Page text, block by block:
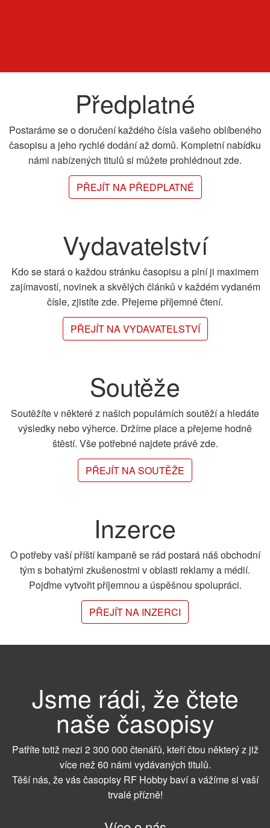
Předplatné
Postaráme se o doručení každého čísla vašeho oblíbeného
časopisu a jeho rychlé dodání až domů. Kompletní nabídku
námi nabízených titulů si můžete prohlédnout zde.
PŘEJÍT NA PŘEDPLATNÉ
Vydavatelství
Kdo se stará o každou stránku časopisu a plní ji maximem
zajímavostí, novinek a skvělých článků v každém vydaném
čísle, zjistíte zde. Přejeme příjemné čtení.
PŘEJÍT NA VYDAVATELSTVÍ
Soutěže
Soutěžíte v některé z našich populárních soutěží a hledáte
výsledky nebo výherce. Držíme place a přejeme hodně
štěstí. Vše potřebné najdete právě zde.
PŘEJÍT NA SOUTĚŽE
Inzerce
O potřeby vaší příští kampaně se rád postará náš obchodní
tým s bohatými zkušenostmi v oblasti reklamy a médií.
Pojďme vytvořit příjemnou a úspěšnou spolupráci.
PŘEJÍT NA INZERCI
Jsme rádi, že čtete
naše časopisy
Patříte totiž mezi 2 300 000 čtenářů, kteří čtou některý z již
více než 60 námi vydávaných titulů.
Těší nás, že vás časopisy RF Hobby baví a vážíme si vaší
trvalé přízně!